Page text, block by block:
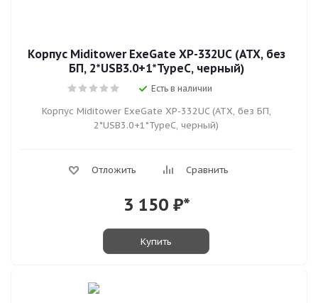
Корпус Miditower ExeGate XP-332UC (ATX, без
БП, 2*USB3.0+1*TypeC, черный)
Есть в наличии
Корпус Miditower ExeGate XP-332UC (ATX, без БП,
2*USB3.0+1*TypeC, черный)
Отложить Сравнить
3 150₽*
Купить